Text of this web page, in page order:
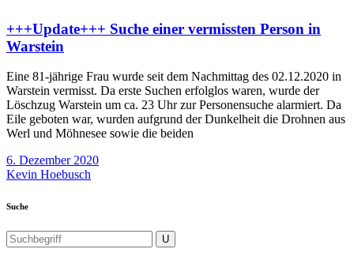
+++Update+++ Suche einer vermissten Person in
Warstein
Eine 81-jährige Frau wurde seit dem Nachmittag des 02.12.2020 in
Warstein vermisst. Da erste Suchen erfolglos waren, wurde der
Löschzug Warstein um ca. 23 Uhr zur Personensuche alarmiert. Da
Eile geboten war, wurden aufgrund der Dunkelheit die Drohnen aus
Werl und Möhnesee sowie die beiden
6. Dezember 2020
Kevin Hoebusch
Suche